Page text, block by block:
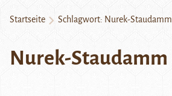
Startseite Schlagwort: Nurek-Staudamm
Nurek-Staudamm